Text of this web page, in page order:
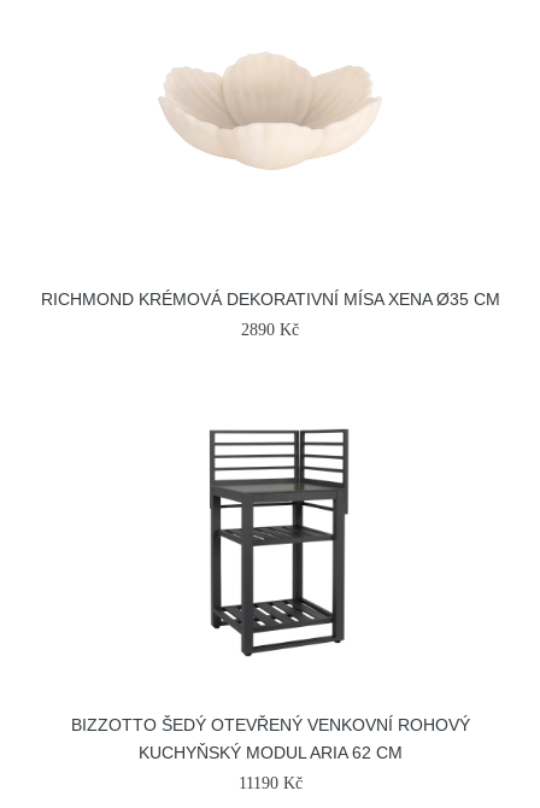
RICHMOND KRÉMOVÁ DEKORATIVNÍ MÍSA XENA Ø35 CM
2890 Kč
BIZZOTTO ŠEDÝ OTEVŘENÝ VENKOVNÍ ROHOVÝ
KUCHYŇSKÝ MODUL ARIA 62 CM
11190 Kč